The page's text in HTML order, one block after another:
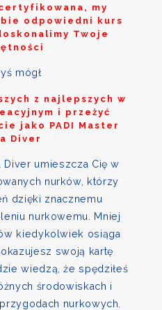
my
odpowiedni kurs
Twoje
mógł
z najlepszych w
i przeżyć
jako PADI Master
Diver
Diver umieszcza Cię w
nurków, którzy
dzięki znacznemu
nurkowemu. Mniej
kiedykolwiek osiąga
swoją kartę
wiedzą, że spędziłeś
środowiskach i
nurkowych.